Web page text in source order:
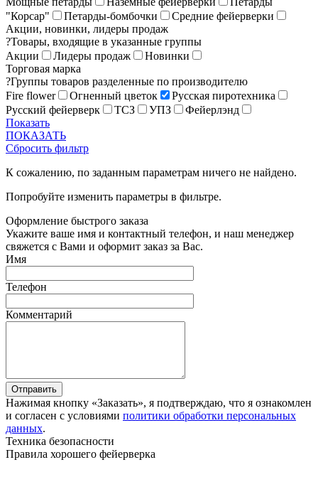
"Корсар"
Петарды-бомбочки
Средние фейерверки
Акции, новинки, лидеры продаж
?Товары, входящие в указанные группы
Акции
Лидеры продаж
Новинки
Торговая марка
?Группы товаров разделенные по производителю
Fire flower
Огненный цветок
Русская пиротехника
Русский фейерверк
ТСЗ УПЗ
Фейерлэнд
Показать
ПОКАЗАТЬ
Сбросить фильтр
К сожалению, по заданным параметрам ничего не найдено.
Попробуйте изменить параметры в фильтре.
Оформление быстрого заказа
Укажите ваше имя и контактный телефон, и наш менеджер
свяжется с Вами и оформит заказ за Вас.
Имя
Телефон
Комментарий
Отправить
Нажимая кнопку «Заказать», я подтверждаю, что я ознакомлен
и согласен с условиями политики обработки персональных
данных.
Техника безопасности
Правила хорошего фейерверка